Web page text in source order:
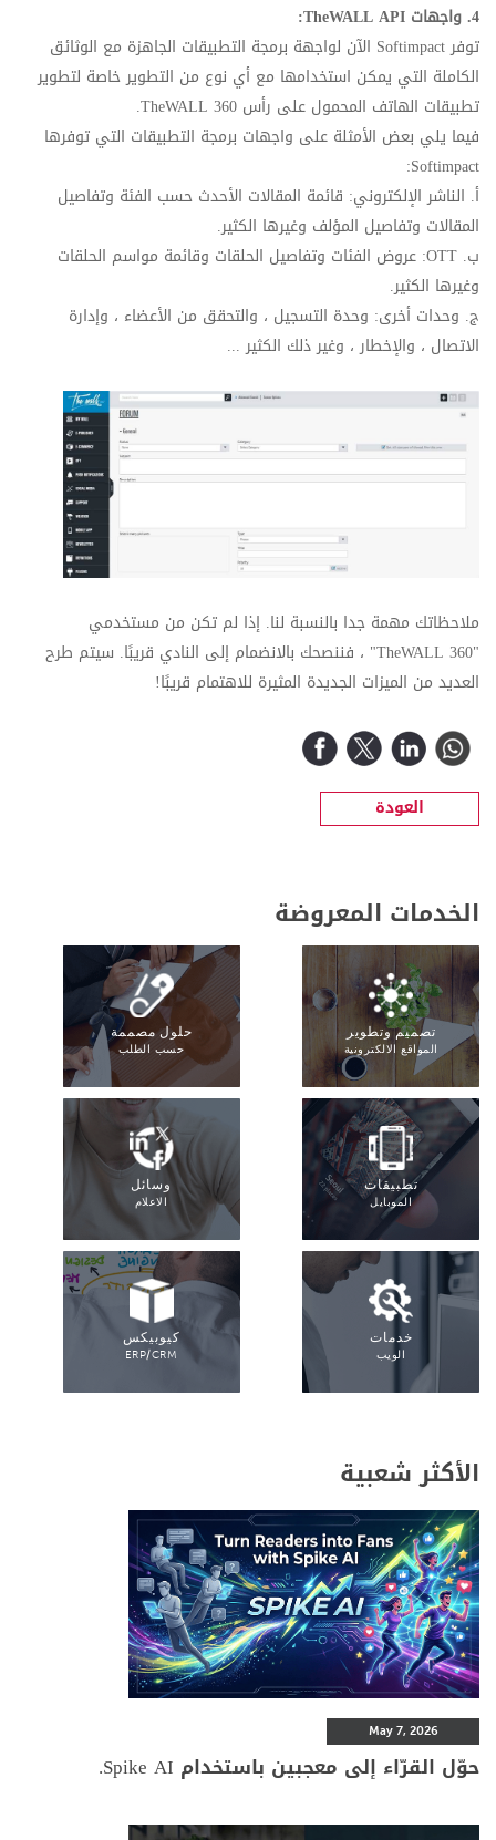
4. واجهات TheWALL API
:
توفرSoftimpact الآن لواجهة برمجة التطبيقات الجاهزة مع الوثائق
الكاملة التي يمكن استخدامها مع أي نوع من التطوير خاصة لتطوير
تطبيقات الهاتف المحمول على رأس TheWALL 360
.
فيما يلي بعض الأمثلة على واجهات برمجة التطبيقات التي توفرها
Softimpact
:
أ. الناشر الإلكتروني: قائمة المقالات الأحدث حسب الفئة وتفاصيل
المقالات وتفاصيل المؤلف وغيرها الكثير.
ب. OTT: عروض الفئات وتفاصيل الحلقات وقائمة مواسم الحلقات
وغيرها الكثير.
ج. وحدات أخرى: وحدة التسجيل ، والتحقق من الأعضاء ، وإدارة
الاتصال ، والإخطار ، وغير ذلك الكثير ...
ملاحظاتك مهمة جدا بالنسبة لنا. إذا لم تكن من مستخدمي
"
TheWALL 360" ، فننصحك بالانضمام إلى النادي قريبًا. سيتم طرح
العديد من الميزات الجديدة المثيرة للاهتمام قريبًا!
العودة
الخدمات المعروضة
تصميم وتطوير
المواقع الالكترونية
حلول مصممة
حسب الطلب
تطبيقات
الموبايل
وسائل
الاعلام
خدمات
الويب
كيوبيكس
ERP/CRM
الأكثر شعبية
May 7, 2026
حوّل القرّاء إلى معجبين باستخدام Spike AI.